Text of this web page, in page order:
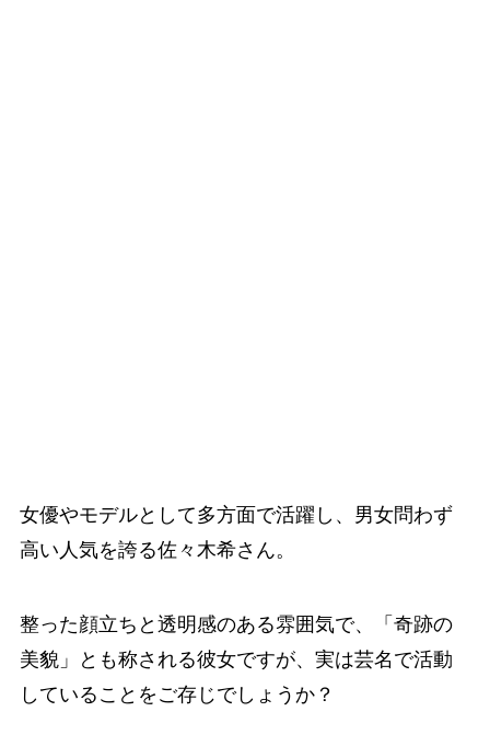
女優やモデルとして多方面で活躍し、男女問わず
高い人気を誇る佐々木希さん。
整った顔立ちと透明感のある雰囲気で、「奇跡の
美貌」とも称される彼女ですが、実は芸名で活動
していることをご存じでしょうか？